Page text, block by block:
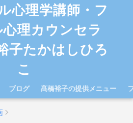
心理学講師・フ
理カウンセラ
たかはしひろ
こ
ブログ 髙橋裕子の提供メニュー